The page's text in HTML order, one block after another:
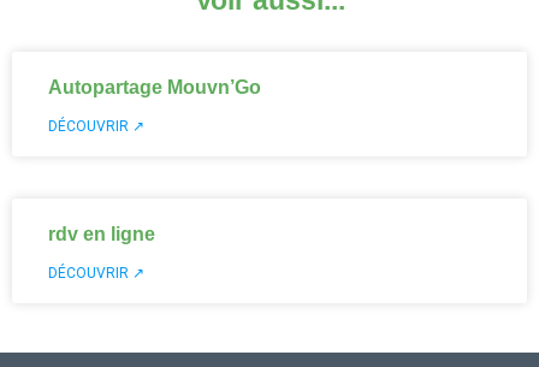
Autopartage Mouvn’Go
DÉCOUVRIR ↗
rdv en ligne
DÉCOUVRIR ↗